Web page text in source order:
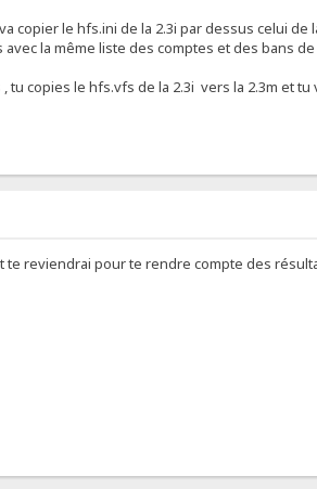
copier le hfs.ini de la 2.3i par dessus celui de
la même liste des comptes et des bans de
tu copies le hfs.vfs de la 2.3i vers la 2.3m et
te reviendrai pour te rendre compte des